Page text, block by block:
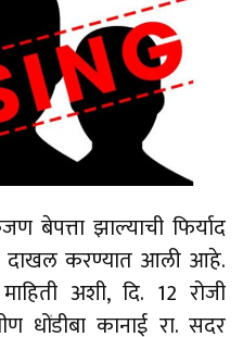
बेपत्ता झाल्याची फिर्याद
दाखल करण्यात आली आहे.
अशी, दि. 12 रोजी
धोंडीबा कानाई रा. सदर